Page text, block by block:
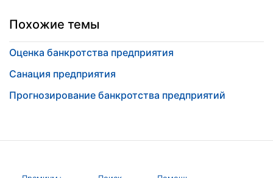
Похожие темы
Оценка банкротства предприятия
Санация предприятия
Прогнозирование банкротства предприятий